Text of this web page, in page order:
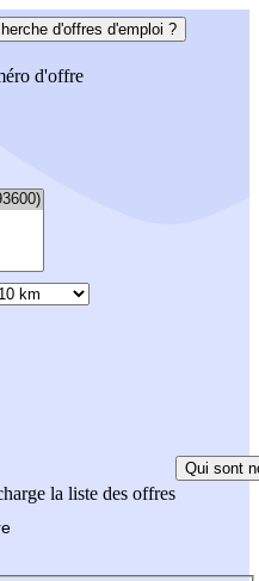
d'offres d'emploi ?
d'offre
la liste des offres
Qui sont